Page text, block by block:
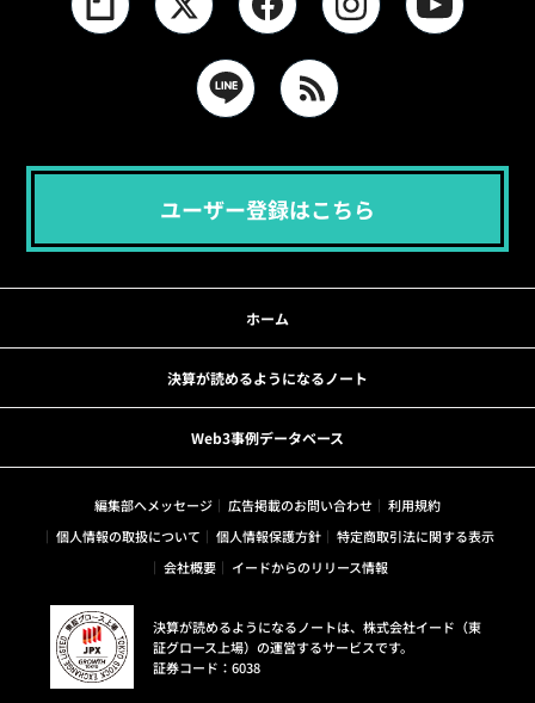
ユーザー登録はこちら
ホーム
決算が読めるようになるノート
Web3事例データベース
編集部へメッセージ 広告掲載のお問い合わせ
利用規約
個人情報の取扱について
個人情報保護方針
特定商取引法に関する表示
会社概要
イードからのリリース情報
決算が読めるようになるノートは、株式会社イード（東
証グロース上場）の運営するサービスです。
証券コード：6038